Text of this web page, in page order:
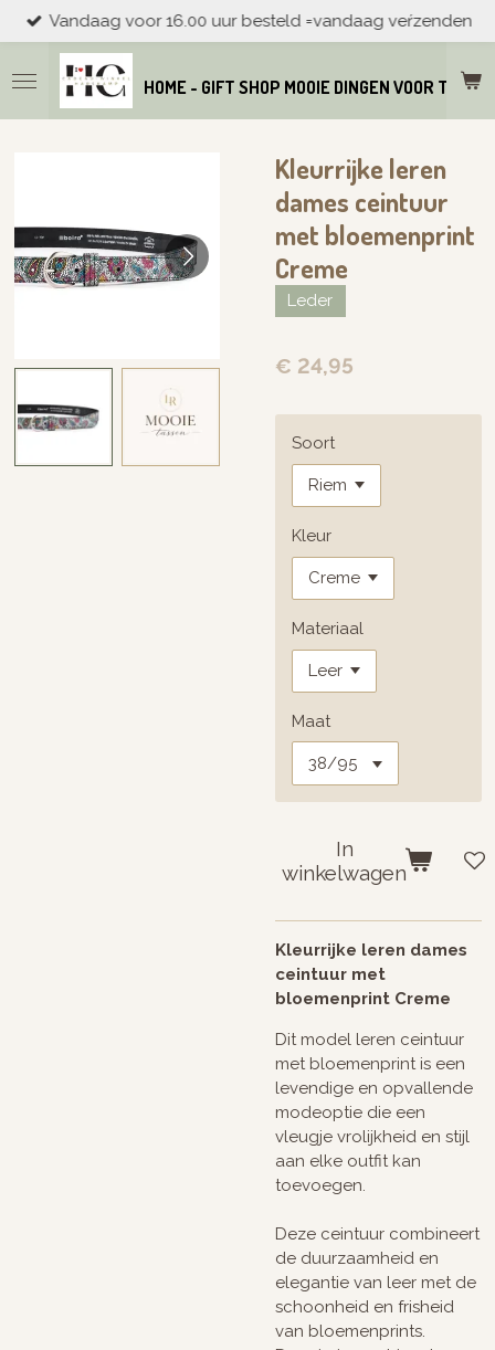
Ga
direct
naar
de
hoofdinhoud
HOME - GIFT SHOP MOOIE DINGEN VOOR THUIS
Vandaag voor 16.00 uur besteld =vandaag veŕzenden
Kleurrijke leren
dames ceintuur
met bloemenprint
Creme
Leder
€ 24,95
Soort
Kleur
Materiaal
Maat
In
winkelwagen
Kleurrijke leren dames
ceintuur met
bloemenprint Creme
Dit model leren ceintuur
met bloemenprint is een
levendige en opvallende
modeoptie die een
vleugje vrolijkheid en stijl
aan elke outfit kan
toevoegen.
Deze ceintuur combineert
de duurzaamheid en
elegantie van leer met de
schoonheid en frisheid
van bloemenprints.